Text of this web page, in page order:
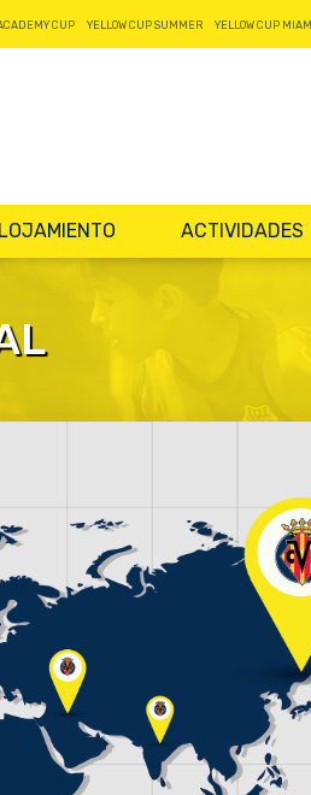
CUP YELLOW CUP SUMMER YELLOW CUP MIAMI
ACTIVIDADES